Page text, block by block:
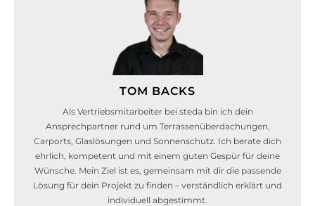
TOM BACKS
Als Vertriebsmitarbeiter bei steda bin ich dein
Ansprechpartner rund um Terrassenüberdachungen,
Carports, Glaslösungen und Sonnenschutz. Ich berate dich
ehrlich, kompetent und mit einem guten Gespür für deine
Wünsche. Mein Ziel ist es, gemeinsam mit dir die passende
Lösung für dein Projekt zu finden – verständlich erklärt und
individuell abgestimmt.